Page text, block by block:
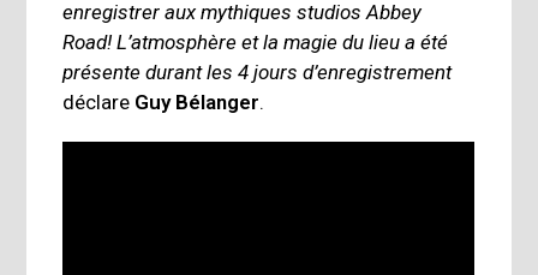
enregistrer aux mythiques studios Abbey
Road! L’atmosphère et la magie du lieu a été
présente durant les 4 jours d’enregistrement
déclare Guy Bélanger.